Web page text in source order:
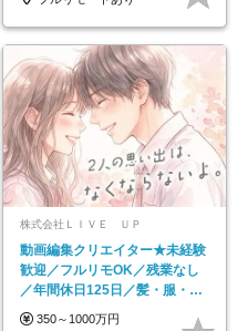
株式会社ＬＩＶＥ ＵＰ
動画編集クリエイター★未経験
歓迎／フルリモOK／残業なし
／年間休日125日／髪・服・ネ
イル自由／研修充実で安心
350～1000万円